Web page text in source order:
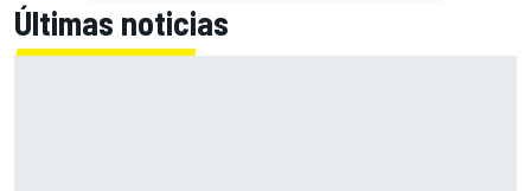
Últimas noticias